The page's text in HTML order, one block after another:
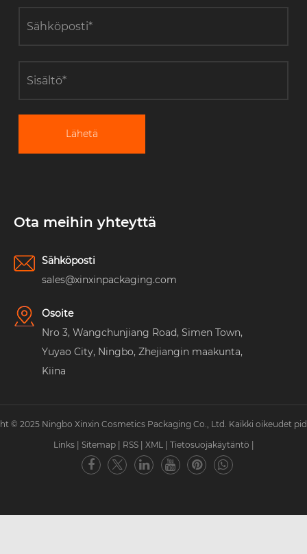
Lähetä
Ota meihin yhteyttä
Sähköposti
sales@xinxinpackaging.com
Osoite
Nro 3, Wangchunjiang Road, Simen Town,
Yuyao City, Ningbo, Zhejiangin maakunta,
Kiina
© 2025 Ningbo Xinxin Cosmetics Packaging Co., Ltd. Kaikki oikeudet
Links
Sitemap RSS XML Tietosuojakäytäntö